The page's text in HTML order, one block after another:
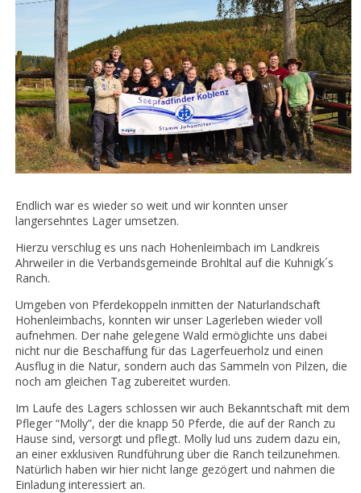
Endlich war es wieder so weit und wir konnten unser
langersehntes Lager umsetzen.
Hierzu verschlug es uns nach Hohenleimbach im Landkreis
Ahrweiler in die Verbandsgemeinde Brohltal auf die Kuhnigk´s
Ranch.
Umgeben von Pferdekoppeln inmitten der Naturlandschaft
Hohenleimbachs, konnten wir unser Lagerleben wieder voll
aufnehmen. Der nahe gelegene Wald ermöglichte uns dabei
nicht nur die Beschaffung für das Lagerfeuerholz und einen
Ausflug in die Natur, sondern auch das Sammeln von Pilzen, die
noch am gleichen Tag zubereitet wurden.
Im Laufe des Lagers schlossen wir auch Bekanntschaft mit dem
Pfleger “Molly”, der die knapp 50 Pferde, die auf der Ranch zu
Hause sind, versorgt und pflegt. Molly lud uns zudem dazu ein,
an einer exklusiven Rundführung über die Ranch teilzunehmen.
Natürlich haben wir hier nicht lange gezögert und nahmen die
Einladung interessiert an.